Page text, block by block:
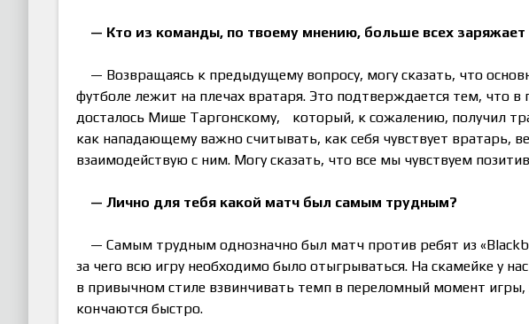
— Кто из команды, по твоему мнению, больше всех заряжает
— Возвращаясь к предыдущему вопросу, могу сказать, что
футболе лежит на плечах вратаря. Это подтверждается тем, что
досталось Мише Таргонскому, который, к сожалению, получил
как нападающему важно считывать, как себя чувствует вратарь,
взаимодействую с ним. Могу сказать, что все мы чувствуем
— Лично для тебя какой матч был самым трудным?
— Самым трудным однозначно был матч против ребят из
за чего всю игру необходимо было отыгрываться. На скамейке у
в привычном стиле взвинчивать темп в переломный момент игры,
кончаются быстро.